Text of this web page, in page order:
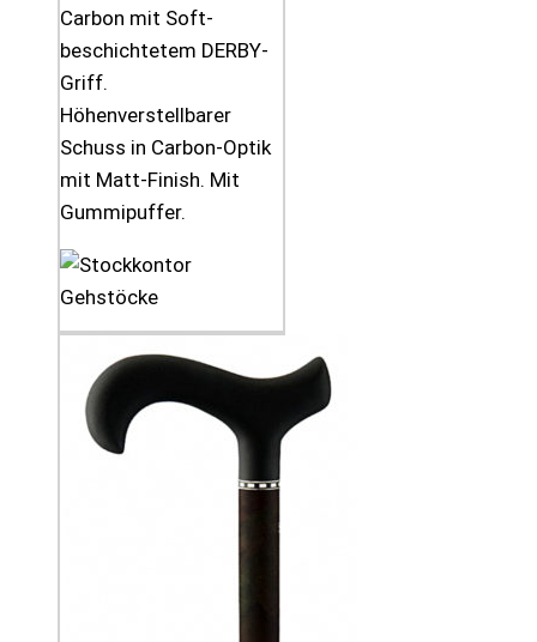
Carbon mit Soft-
beschichtetem DERBY-
Griff.
Höhenverstellbarer
Schuss in Carbon-Optik
mit Matt-Finish. Mit
Gummipuffer.